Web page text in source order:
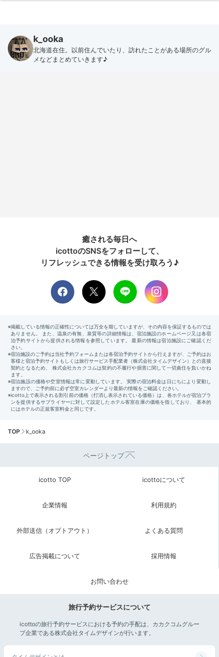
k_ooka
北海道在住。以前住んでいたり、訪れたことがある場所のグル
メなどまとめていきます♪
癒される毎日へ
icottoのSNSをフォローして、
リフレッシュできる情報を受け取ろう♪
TOP k_ooka
ページトップ
icotto TOP icottoについて
企業情報 利用規約
外部送信（オプトアウト） よくある質問
広告掲載について 採用情報
お問い合わせ
旅行予約サービスについて
icottoの旅行予約サービスにおける予約の手配は、カカクコムグルー
プ企業である株式会社タイムデザインが行います。